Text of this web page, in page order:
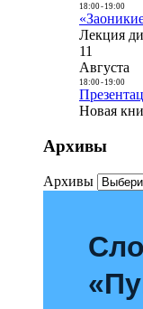
18:00- 19:00
Лекция
11
Августа
18:00- 19:00
Новая
Архивы
Архивы